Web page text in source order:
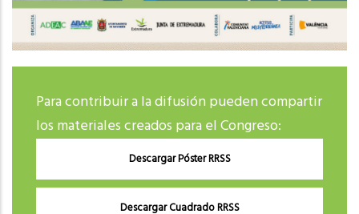
Para contribuir a la difusión pueden compartir
los materiales creados para el Congreso:
Descargar Póster RRSS
Descargar Cuadrado RRSS